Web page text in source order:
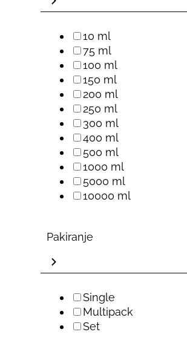
10 ml
75 ml
100 ml
150 ml
200 ml
250 ml
300 ml
400 ml
500 ml
1000 ml
5000 ml
10000 ml
Pakiranje
Single
Multipack
Set